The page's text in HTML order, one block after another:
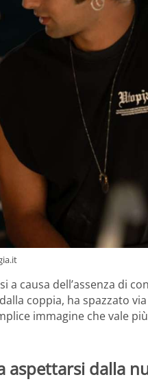
causa dell’assenza di
coppia, ha spazzato
immagine che vale
aspettarsi dalla